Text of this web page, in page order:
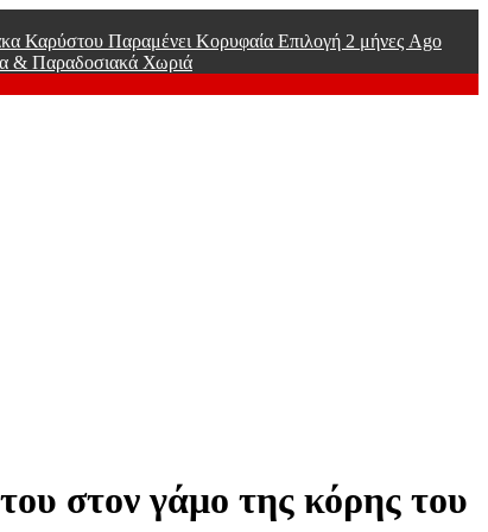
Καρύστου Παραμένει Κορυφαία Επιλογή 2 μήνες Ago
& Παραδοσιακά Χωριά
στον γάμο της κόρης του